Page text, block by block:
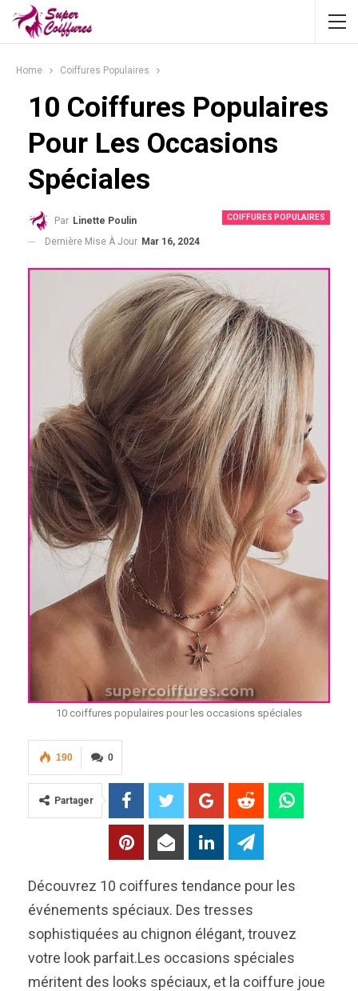
Home Coiffures Populaires
10 Coiffures Populaires
Pour Les Occasions
Spéciales
COIFFURES POPULAIRES
Par Linette Poulin
Dernière Mise À Jour Mar 16, 2024
10 coiffures populaires pour les occasions spéciales
0
190
Partager
Découvrez 10 coiffures tendance pour les
événements spéciaux. Des tresses
sophistiquées au chignon élégant, trouvez
votre look parfait.Les occasions spéciales
méritent des looks spéciaux, et la coiffure joue